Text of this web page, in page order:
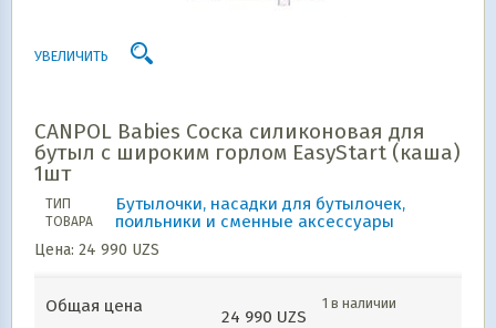
УВЕЛИЧИТЬ
CANPOL Babies Соска силиконовая для
бутыл с широким горлом EasyStart (каша)
1шт
ТИП
ТОВАРА
Бутылочки, насадки для бутылочек,
поильники и сменные аксессуары
Цена: 24 990 UZS
Общая цена
24 990 UZS
1 в наличии